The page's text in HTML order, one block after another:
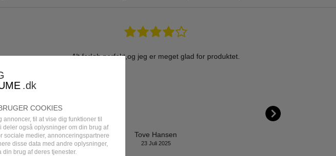
COOKIES
til at vise dig funktioner til
deler også oplysninger om din brug af
sociale medier, annonceringspartnere
disse data med andre oplysninger,
brug af deres tjenester.
Alt forløb perfekt,og jeg er meget glad for produktet.
Tove Hansen
23 Juli 2025